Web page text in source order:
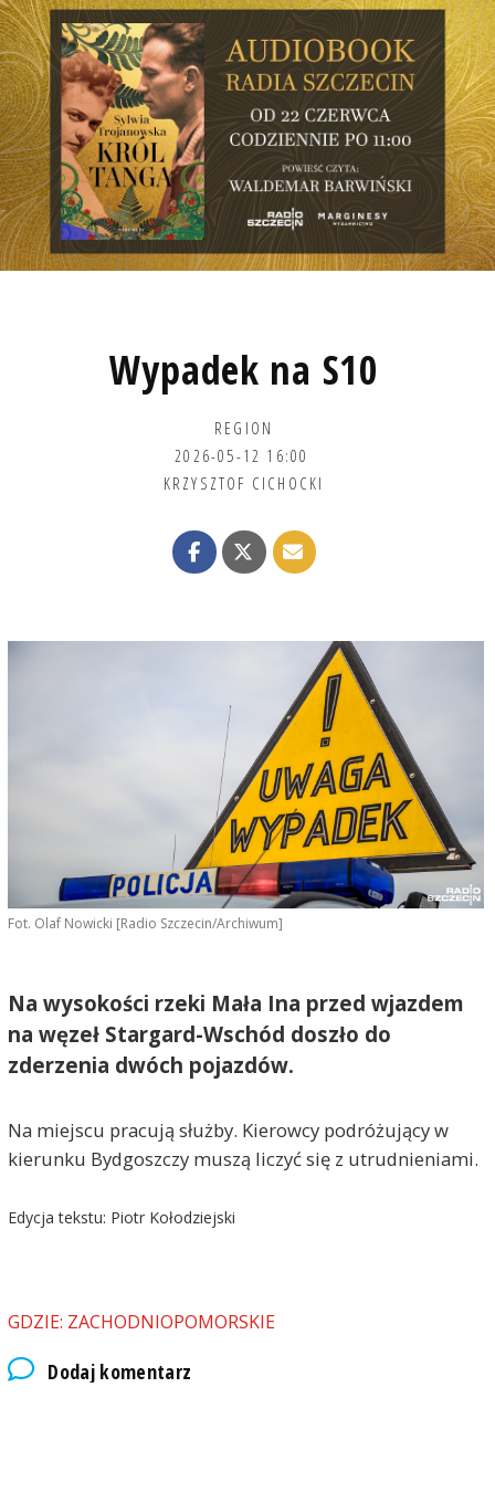
Wypadek na S10
REGION
2026-05-12 16:00
KRZYSZTOF CICHOCKI
Fot. Olaf Nowicki [Radio Szczecin/Archiwum]
Na wysokości rzeki Mała Ina przed wjazdem
na węzeł Stargard-Wschód doszło do
zderzenia dwóch pojazdów.
Na miejscu pracują służby. Kierowcy podróżujący w
kierunku Bydgoszczy muszą liczyć się z utrudnieniami.
Edycja tekstu: Piotr Kołodziejski
GDZIE: ZACHODNIOPOMORSKIE
Dodaj komentarz